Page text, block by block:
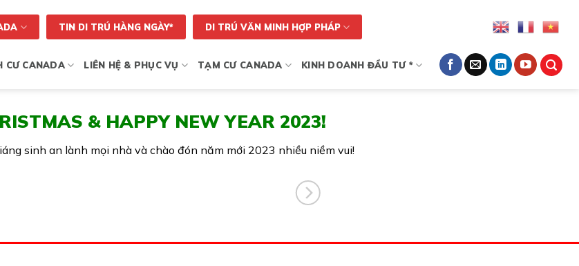
TIN DI TRÚ HÀNG NGÀY* DI TRÚ VĂN MINH HỢP PHÁP
CƯ CANADA LIÊN HỆ & PHỤC VỤ TẠM CƯ CANADA KINH DOANH ĐẦU TƯ *
& HAPPY NEW YEAR 2023!
sinh an lành mọi nhà và chào đón năm mới 2023 nhiều niềm vui!